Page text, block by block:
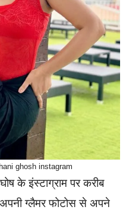
ghosh instagram
के इंस्टाग्राम पर करीब
ग्लैमर फोटोस से अपने